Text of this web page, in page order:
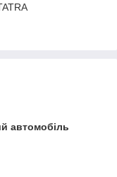
автомобіль